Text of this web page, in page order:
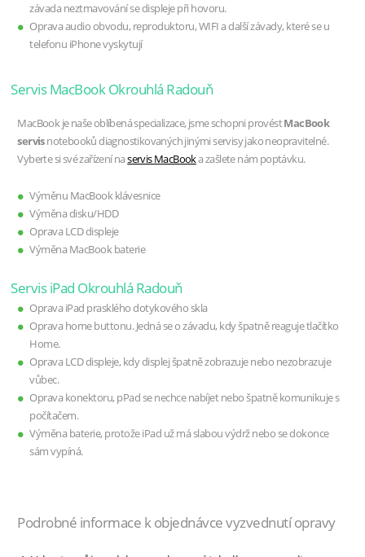
závada neztmavování se displeje při hovoru.
Oprava audio obvodu, reproduktoru, WIFI a další závady, které se u
telefonu iPhone vyskytují
Servis MacBook Okrouhlá Radouň
MacBook je naše oblíbená specializace, jsme schopni provéstMacBook
servisnotebooků diagnostikovaných jinými servisy jako neopravitelné.
Vyberte si své zařízení naservis MacBooka zašlete nám poptávku.
Výměnu MacBook klávesnice
Výměna disku/HDD
Oprava LCD displeje
Výměna MacBook baterie
Servis iPad Okrouhlá Radouň
Oprava iPad prasklého dotykového skla
Oprava home buttonu. Jedná se o závadu, kdy špatně reaguje tlačítko
Home.
Oprava LCD displeje, kdy displej špatně zobrazuje nebo nezobrazuje
vůbec.
Oprava konektoru, pPad se nechce nabíjet nebo špatně komunikuje s
počítačem.
Výměna baterie, protože iPad už má slabou výdrž nebo se dokonce
sám vypíná.
Podrobné informace k objednávce vyzvednutí opravy